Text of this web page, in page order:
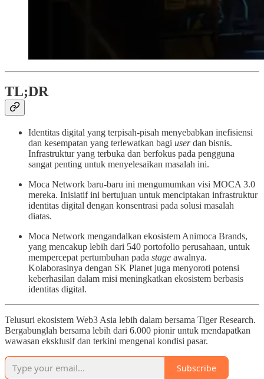
TL;DR
Identitas digital yang terpisah-pisah menyebabkan inefisiensi
dan kesempatan yang terlewatkan bagi userdan bisnis.
Infrastruktur yang terbuka dan berfokus pada pengguna
sangat penting untuk menyelesaikan masalah ini.
Moca Network baru-baru ini mengumumkan visi MOCA 3.0
mereka. Inisiatif ini bertujuan untuk menciptakan infrastruktur
identitas digital dengan konsentrasi pada solusi masalah
diatas.
Moca Network mengandalkan ekosistem Animoca Brands,
yang mencakup lebih dari 540 portofolio perusahaan, untuk
mempercepat pertumbuhan pada stage awalnya.
Kolaborasinya dengan SK Planet juga menyoroti potensi
keberhasilan dalam misi meningkatkan ekosistem berbasis
identitas digital.
Telusuri ekosistem Web3 Asia lebih dalam bersama Tiger Research.
Bergabunglah bersama lebih dari 6.000 pionir untuk mendapatkan
wawasan eksklusif dan terkini mengenai kondisi pasar.
Subscribe